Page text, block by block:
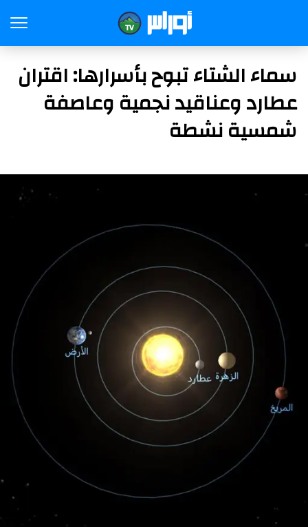
سماء الشتاء تبوح بأسرارها: اقتران
عطارد وعناقيد نجمية وعاصفة
شمسية نشطة